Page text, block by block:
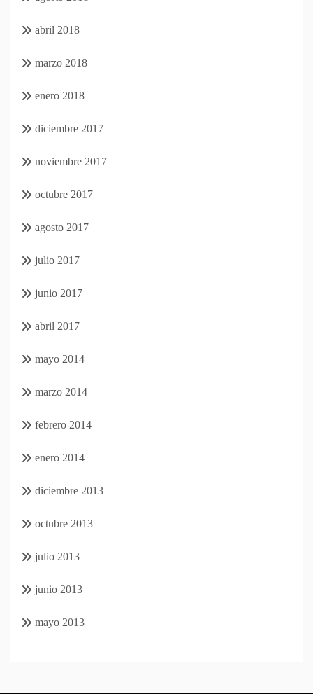
abril 2018
marzo 2018
enero 2018
diciembre 2017
noviembre 2017
octubre 2017
agosto 2017
julio 2017
junio 2017
abril 2017
mayo 2014
marzo 2014
febrero 2014
enero 2014
diciembre 2013
octubre 2013
julio 2013
junio 2013
mayo 2013